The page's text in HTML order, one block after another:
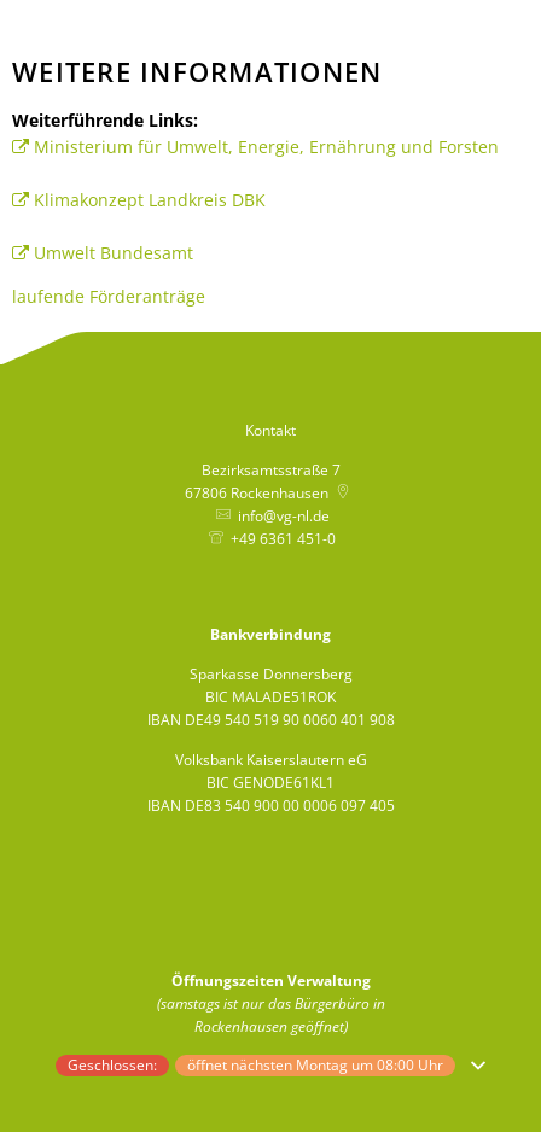
WEITERE INFORMATIONEN
Weiterführende Links:
Ministerium für Umwelt, Energie, Ernährung und Forsten
Klimakonzept Landkreis DBK
Umwelt Bundesamt
laufende Förderanträge
Kontakt
Bezirksamtsstraße 7
67806 Rockenhausen
info@vg-nl.de
+49 6361 451-0
Bankverbindung
Sparkasse Donnersberg
BIC MALADE51ROK
IBAN DE49 540 519 90 0060 401 908
Volksbank Kaiserslautern eG
BIC GENODE61KL1
IBAN DE83 540 900 00 0006 097 405
Öffnungszeiten Verwaltung
(samstags ist nur das Bürgerbüro in
Rockenhausen geöffnet)
Klicken, um weitere Öffnungs- oder Schließzeiten auszublenden
Geschlossen: öffnet nächsten Montag um 08:00 Uhr